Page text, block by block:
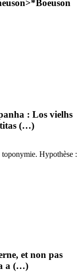
: Los vielhs
(…)
Hypothèse :
et non pas
a (…)